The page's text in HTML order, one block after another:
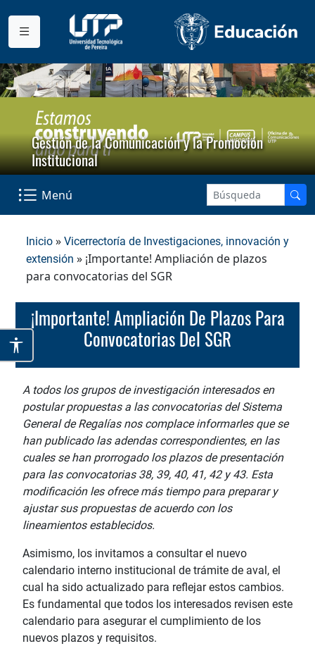
Gestión de la Comunicación y la Promoción
Institucional
Menú
Inicio » Vicerrectoría de Investigaciones, innovación y
extensión » ¡Importante! Ampliación de plazos
para convocatorias del SGR
¡Importante! Ampliación De Plazos Para
Convocatorias Del SGR
A todos los grupos de investigación interesados en
postular propuestas a las convocatorias del Sistema
General de Regalías nos complace informarles que se
han publicado las adendas correspondientes, en las
cuales se han prorrogado los plazos de presentación
para las convocatorias 38, 39, 40, 41, 42 y 43. Esta
modificación les ofrece más tiempo para preparar y
ajustar sus propuestas de acuerdo con los
lineamientos establecidos.
Asimismo, los invitamos a consultar el nuevo
calendario interno institucional de trámite de aval, el
cual ha sido actualizado para reflejar estos cambios.
Es fundamental que todos los interesados revisen este
calendario para asegurar el cumplimiento de los
nuevos plazos y requisitos.